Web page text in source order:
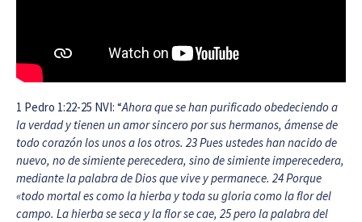
1 Pedro 1:22-25 NVI: “Ahora que se han purificado obedeciendo a
la verdad y tienen un amor sincero por sus hermanos, ámense de
todo corazón los unos a los otros. 23 Pues ustedes han nacido de
nuevo, no de simiente perecedera, sino de simiente imperecedera,
mediante la palabra de Dios que vive y permanece. 24 Porque
«todo mortal es como la hierba y toda su gloria como la flor del
campo. La hierba se seca y la flor se cae, 25 pero la palabra del